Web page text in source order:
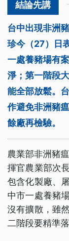
台中出現非洲
珍今（27）日
一處養豬場有
淨；第一階段
能全部放鬆。
作避免非洲豬
餘廠再檢驗。
農業部非洲豬
揮官農業部次
包含化製廠、
中市一處養豬
沒有擴散，雖
二階段要精準